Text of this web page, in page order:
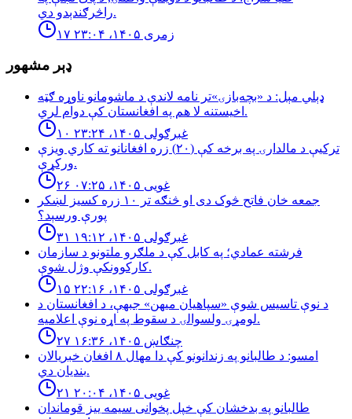
راڅرګندېدو دي.
۱۷ زمری ۱۴۰۵، ۲۳:۰۴
ډېر مشهور
ډېلي مېل: د «بچه‌بازۍ»تر نامه لاندې د ماشومانو ناوړه ګټه
اخیستنه لا هم په افغانستان کې دوام لري.
۱۰ غبرګولی ۱۴۰۵، ۲۳:۲۴
تركيې د مالدارۍ په برخه كې (٢٠) زره افغانانو ته كاري ويزې
وركړې.
۲۶ غویی ۱۴۰۵، ۰۷:۲۵
جمعه خان فاتح څوک دی او څنګه تر ۱۰ زره کسیز لښکر
پورې ورسېد؟
۳۱ غبرګولی ۱۴۰۵، ۱۹:۱۲
فرشته عمادي؛ په کابل کې د ملګرو ملتونو د سازمان
کارکوونکې وژل شوې.
۱۵ غبرګولی ۱۴۰۵، ۲۲:۱۶
د نوې تاسیس شوې «سپاهیان میهن» جبهې، د افغانستان د
لومړۍ ولسوالۍ د سقوط په اړه نوې اعلامیه.
۲۷ چنګاښ ۱۴۰۵، ۱۶:۳۶
امسو: د طالبانو په زندانونو كې دا مهال ٨ افغان خبريالان
بنديان دي.
۲۱ غویی ۱۴۰۵، ۲۰:۰۴
طالبانو په بدخشان كې خپل پخوانى سيمه ييز قوماندان